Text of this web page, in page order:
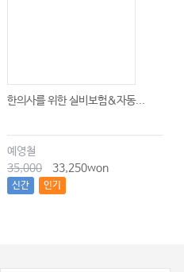
한의사를 위한 실비보험&자동...
예영철
35,000
33,250won
신간 인기